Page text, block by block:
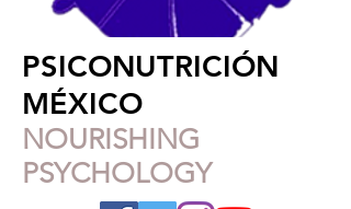
PSICONUTRICIÓN
MÉXICO
NOURISHING
PSYCHOLOGY